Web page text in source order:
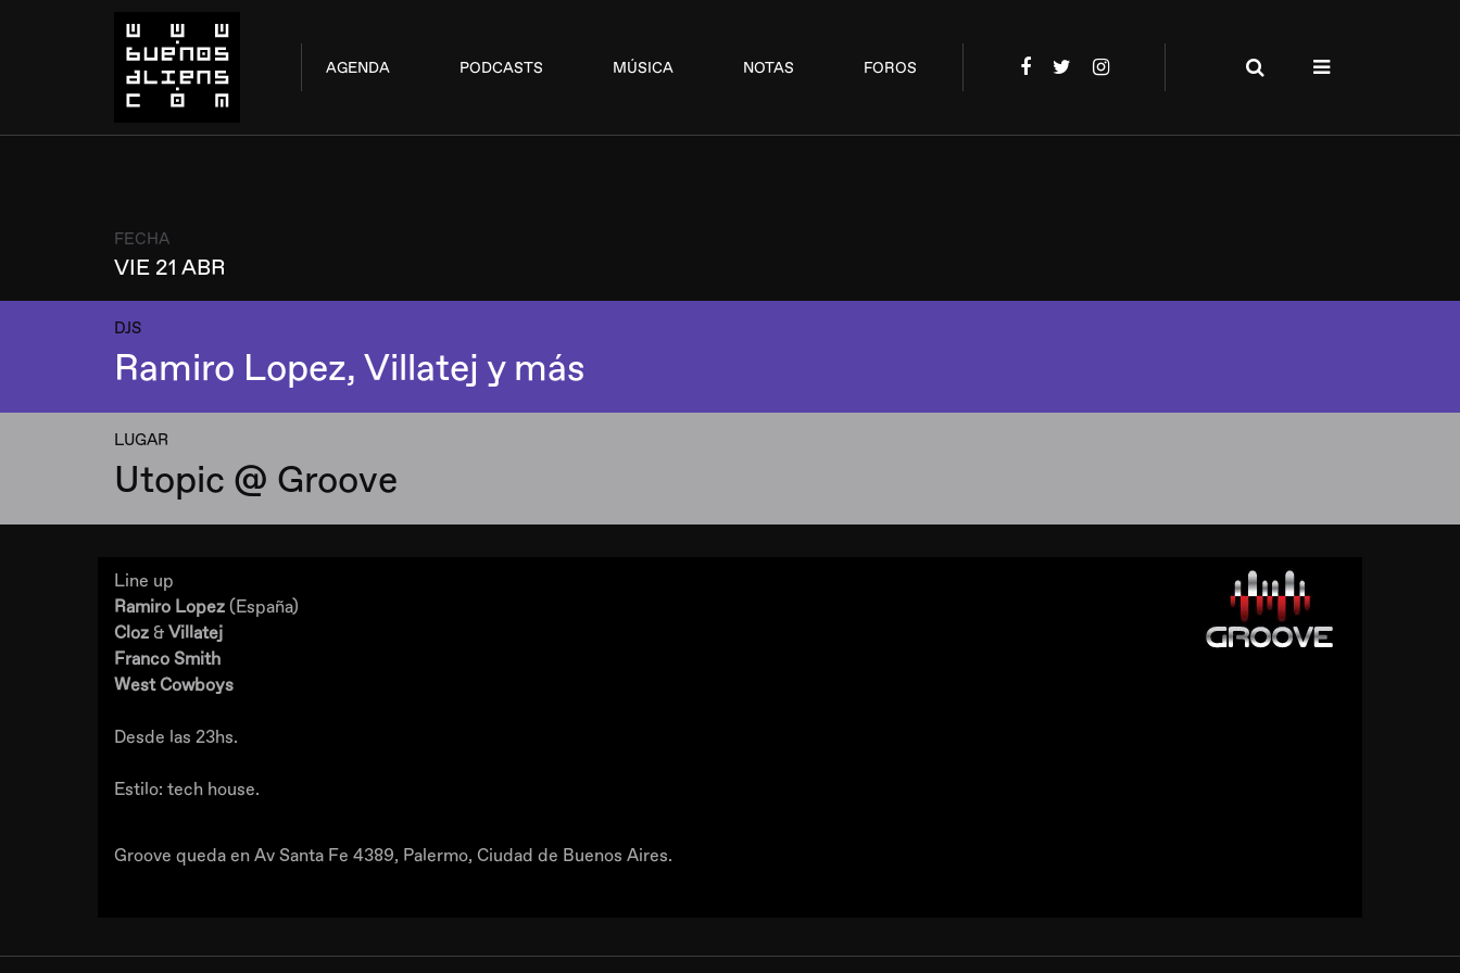
AGENDA PODCASTS MÚSICA NOTAS FOROS
FECHA
VIE 21 ABR
DJS
Ramiro Lopez, Villatej y más
LUGAR
Utopic @ Groove
Line up
Ramiro Lopez (España)
Cloz & Villatej
Franco Smith
West Cowboys
Desde las 23hs.
Estilo: tech house.
Groove queda en Av Santa Fe 4389, Palermo, Ciudad de Buenos Aires.